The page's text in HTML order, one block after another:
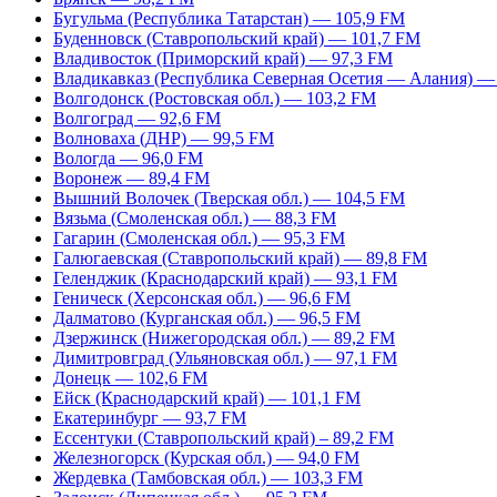
Бугульма (Республика Татарстан) — 105,9 FM
Буденновск (Ставропольский край) — 101,7 FM
Владивосток (Приморский край) — 97,3 FM
Владикавказ (Республика Северная Осетия — Алания)
Волгодонск (Ростовская обл.) — 103,2 FM
Волгоград — 92,6 FM
Волноваха (ДНР) — 99,5 FM
Вологда — 96,0 FM
Воронеж — 89,4 FM
Вышний Волочек (Тверская обл.) — 104,5 FM
Вязьма (Смоленская обл.) — 88,3 FM
Гагарин (Смоленская обл.) — 95,3 FM
Галюгаевская (Ставропольский край) — 89,8 FM
Геленджик (Краснодарский край) — 93,1 FM
Геническ (Херсонская обл.) — 96,6 FM
Далматово (Курганская обл.) — 96,5 FM
Дзержинск (Нижегородская обл.) — 89,2 FM
Димитровград (Ульяновская обл.) — 97,1 FM
Донецк — 102,6 FM
Ейск (Краснодарский край) — 101,1 FM
Екатеринбург — 93,7 FM
Ессентуки (Ставропольский край) – 89,2 FM
Железногорск (Курская обл.) — 94,0 FM
Жердевка (Тамбовская обл.) — 103,3 FM